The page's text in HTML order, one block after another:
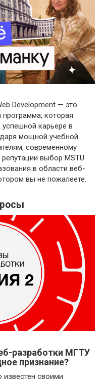
Development — это
программа, которая
успешной карьере в
мощной учебной
современному
выбор MSTU
в области веб-
вы не пожалеете.
разработки МГТУ
признание?
своими